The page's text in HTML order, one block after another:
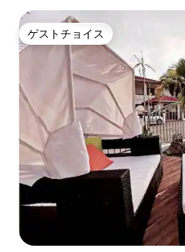
ゲストチョイス
ゲストチョイス